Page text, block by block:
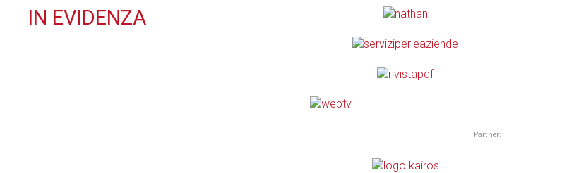
IN EVIDENZA
Partner: